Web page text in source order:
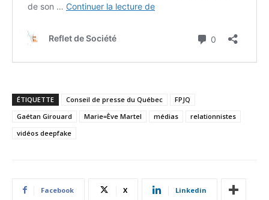
ÉTIQUETTE Conseil de presse du Québec
FPJQ
Gaétan Girouard
Marie=Ève Martel médias
relationnistes
vidéos deepfake
Facebook X Linkedin